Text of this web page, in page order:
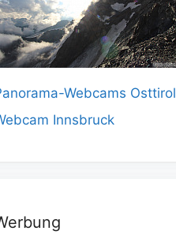
Webcams Osttirol
Innsbruck